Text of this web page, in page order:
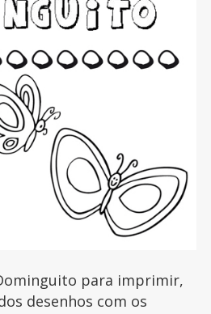
para imprimir,
desenhos com os